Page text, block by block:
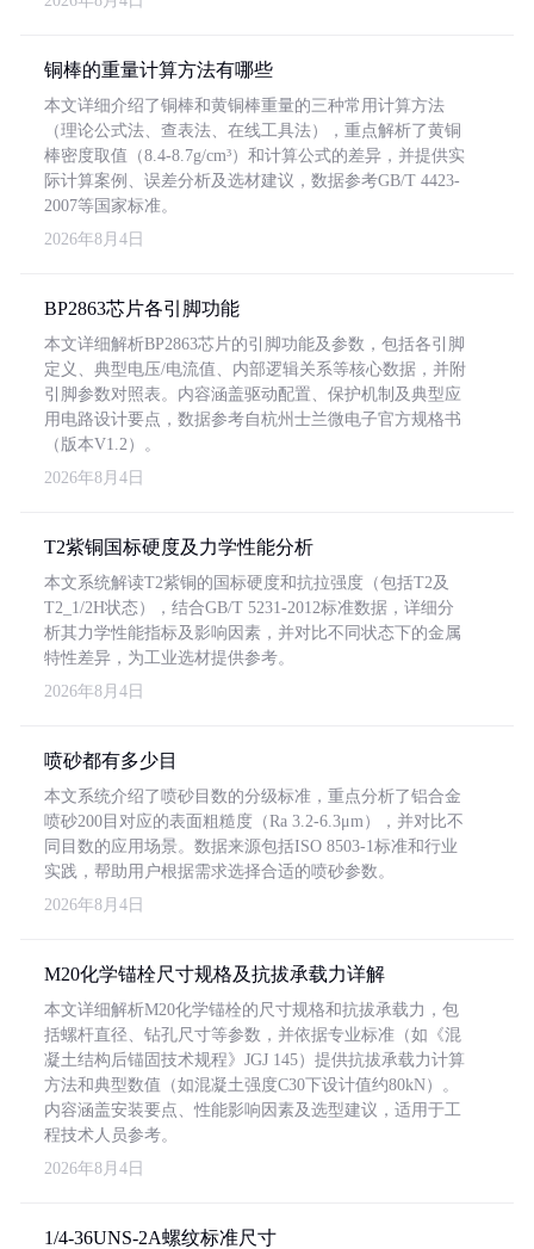
铜棒的重量计算方法有哪些
本文详细介绍了铜棒和黄铜棒重量的三种常用计算方法
（理论公式法、查表法、在线工具法），重点解析了黄铜
棒密度取值（8.4-8.7g/cm³）和计算公式的差异，并提供实
际计算案例、误差分析及选材建议，数据参考GB/T 4423-
2007等国家标准。
2026年8月4日
BP2863芯片各引脚功能
本文详细解析BP2863芯片的引脚功能及参数，包括各引脚
定义、典型电压/电流值、内部逻辑关系等核心数据，并附
引脚参数对照表。内容涵盖驱动配置、保护机制及典型应
用电路设计要点，数据参考自杭州士兰微电子官方规格书
（版本V1.2）。
2026年8月4日
T2紫铜国标硬度及力学性能分析
本文系统解读T2紫铜的国标硬度和抗拉强度（包括T2及
T2_1/2H状态），结合GB/T 5231-2012标准数据，详细分
析其力学性能指标及影响因素，并对比不同状态下的金属
特性差异，为工业选材提供参考。
2026年8月4日
喷砂都有多少目
本文系统介绍了喷砂目数的分级标准，重点分析了铝合金
喷砂200目对应的表面粗糙度（Ra 3.2-6.3μm），并对比不
同目数的应用场景。数据来源包括ISO 8503-1标准和行业
实践，帮助用户根据需求选择合适的喷砂参数。
2026年8月4日
M20化学锚栓尺寸规格及抗拔承载力详解
本文详细解析M20化学锚栓的尺寸规格和抗拔承载力，包
括螺杆直径、钻孔尺寸等参数，并依据专业标准（如《混
凝土结构后锚固技术规程》JGJ 145）提供抗拔承载力计算
方法和典型数值（如混凝土强度C30下设计值约80kN）。
内容涵盖安装要点、性能影响因素及选型建议，适用于工
程技术人员参考。
2026年8月4日
1/4-36UNS-2A螺纹标准尺寸